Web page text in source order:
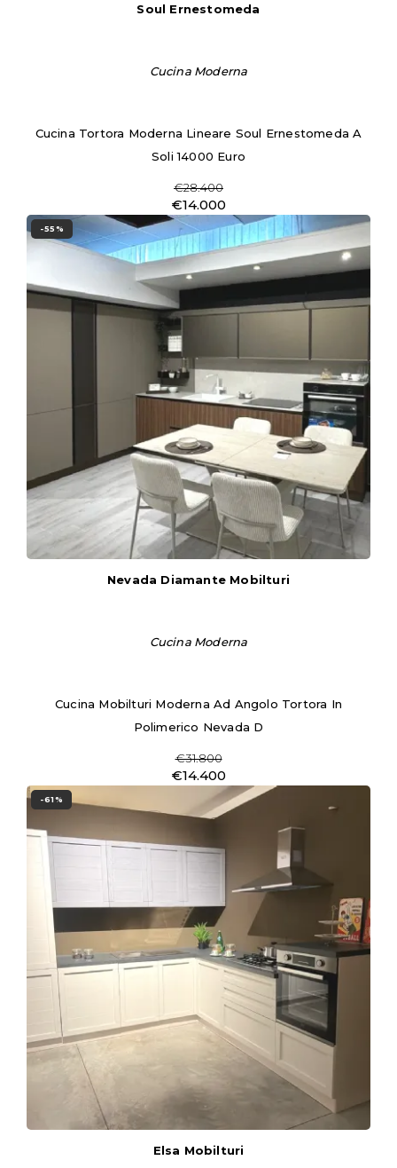
Soul Ernestomeda
Cucina Moderna
Cucina Tortora Moderna Lineare Soul Ernestomeda A
Soli 14000 Euro
€28.400
€14.000
-55%
Nevada Diamante Mobilturi
Cucina Moderna
Cucina Mobilturi Moderna Ad Angolo Tortora In
Polimerico Nevada D
€31.800
€14.400
-61%
Elsa Mobilturi